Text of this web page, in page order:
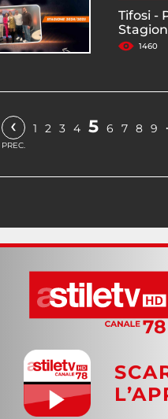
Tifosi -
1460
‹
PREC.
1 2 3 4 5 6 7 8 9